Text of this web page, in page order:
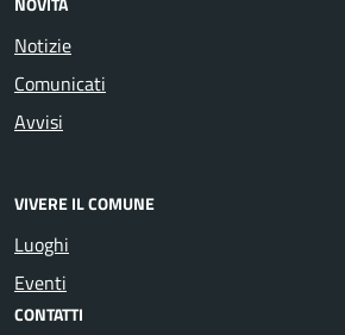
Notizie
Comunicati
Avvisi
VIVERE IL COMUNE
Luoghi
Eventi
CONTATTI